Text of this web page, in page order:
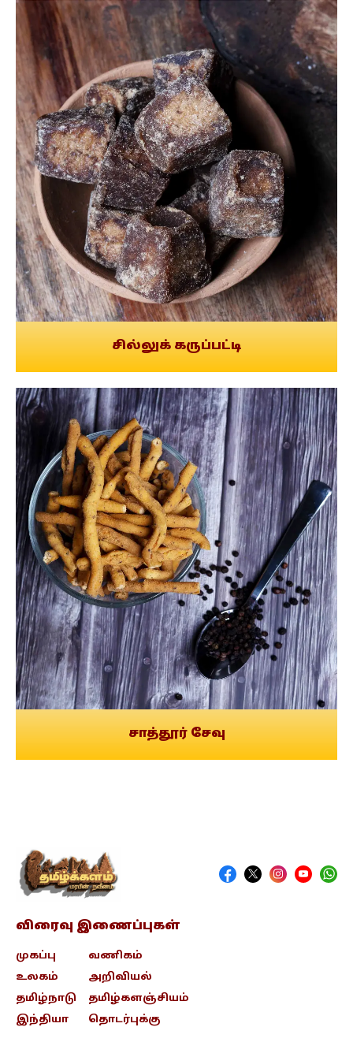
சில்லுக் கருப்பட்டி
சாத்தூர் சேவு
விரைவு இணைப்புகள்
முகப்பு
உலகம்
தமிழ்நாடு
இந்தியா
வணிகம்
அறிவியல்
தமிழ்களஞ்சியம்
தொடர்புக்கு